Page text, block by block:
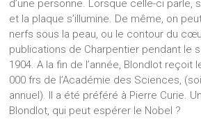
d’une personne. Lorsque celle-ci parle,
et la plaque s’illumine. De même, on
nerfs sous la peau, ou le contour du
publications de Charpentier pendant le
1904. A la fin de l’année, Blondlot reçoit
000 frs de l’Académie des Sciences,
annuel). Il a été préféré à Pierre Curie.
Blondlot, qui peut espérer le Nobel ?